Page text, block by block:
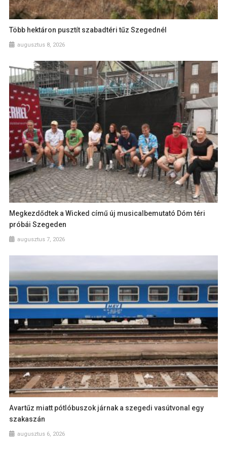
Több hektáron pusztít szabadtéri tűz Szegednél
augusztus 8, 2026
Megkezdődtek a Wicked című új musicalbemutató Dóm téri
próbái Szegeden
augusztus 7, 2026
Avartűz miatt pótlóbuszok járnak a szegedi vasútvonal egy
szakaszán
augusztus 6, 2026